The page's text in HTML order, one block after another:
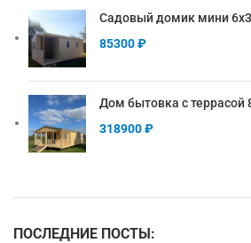
Садовый домик мини 6х3
85300₽
Дом бытовка с террасой
318900₽
ПОСЛЕДНИЕ ПОСТЫ: